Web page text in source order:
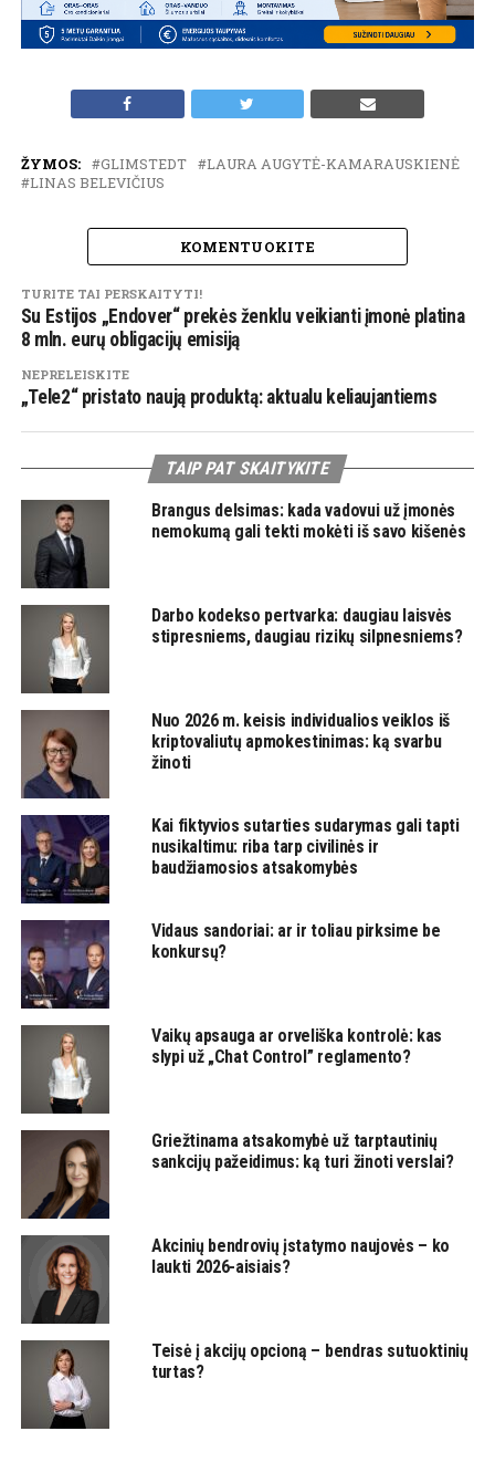
ŽYMOS: GLIMSTEDT
LAURA AUGYTĖ-KAMARAUSKIENĖ
LINAS BELEVIČIUS
KOMENTUOKITE
TURITE TAI PERSKAITYTI!
Su Estijos „Endover“ prekės ženklu veikianti įmonė platina
8 mln. eurų obligacijų emisiją
NEPRELEISKITE
„Tele2“ pristato naują produktą: aktualu keliaujantiems
TAIP PAT SKAITYKITE
Brangus delsimas: kada vadovui už įmonės
nemokumą gali tekti mokėti iš savo kišenės
Darbo kodekso pertvarka: daugiau laisvės
stipresniems, daugiau rizikų silpnesniems?
Nuo 2026 m. keisis individualios veiklos iš
kriptovaliutų apmokestinimas: ką svarbu
žinoti
Kai fiktyvios sutarties sudarymas gali tapti
nusikaltimu: riba tarp civilinės ir
baudžiamosios atsakomybės
Vidaus sandoriai: ar ir toliau pirksime be
konkursų?
Vaikų apsauga ar orveliška kontrolė: kas
slypi už „Chat Control” reglamento?
Griežtinama atsakomybė už tarptautinių
sankcijų pažeidimus: ką turi žinoti verslai?
Akcinių bendrovių įstatymo naujovės – ko
laukti 2026-aisiais?
Teisė į akcijų opcioną – bendras sutuoktinių
turtas?